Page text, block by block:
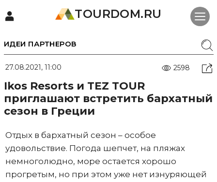
TOURDOM.RU
ИДЕИ ПАРТНЕРОВ
27.08.2021, 11:00 2598
Ikos Resorts и TEZ TOUR
приглашают встретить бархатный
сезон в Греции
Отдых в бархатный сезон – особое
удовольствие. Погода шепчет, на пляжах
немноголюдно, море остается хорошо
прогретым, но при этом уже нет изнуряющей